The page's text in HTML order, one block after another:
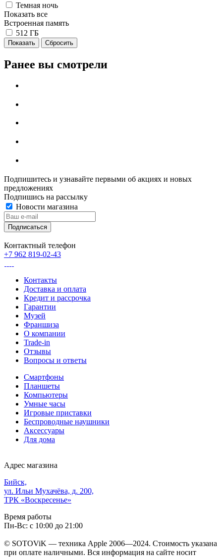
Темная ночь
Показать все
Встроенная память
512 ГБ
Сбросить
Ранее вы смотрели
Подпишитесь и узнавайте первыми об акциях и новых
предложениях
Подпишись на рассылку
Новости магазина
Контактный телефон
+7 962 819-02-43
Контакты
Доставка и оплата
Кредит и рассрочка
Гарантии
Музей
Франшиза
О компании
Trade-in
Отзывы
Вопросы и ответы
Смартфоны
Планшеты
Компьютеры
Умные часы
Игровые приставки
Беспроводные наушники
Аксессуары
Для дома
Адрес магазина
Бийск,
ул. Ильи Мухачёва, д. 200,
ТРК «Воскресенье»
Время работы
Пн-Вс: с 10:00 до 21:00
© SOTOViK — техника Apple 2006—2024. Стоимость указана
при оплате наличными. Вся информация на сайте носит